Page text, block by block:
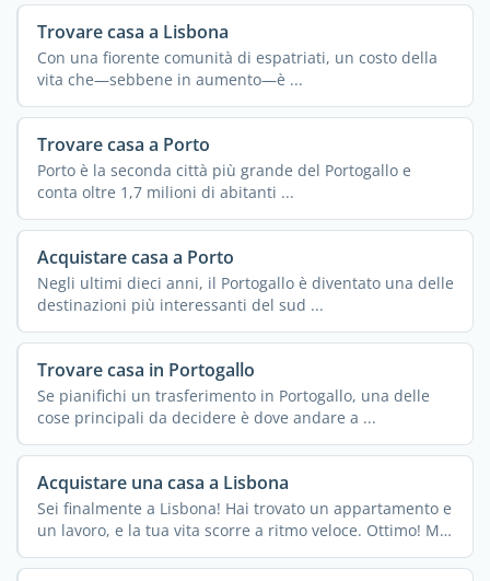
Trovare casa a Lisbona
Con una fiorente comunità di espatriati, un costo della
vita che—sebbene in aumento—è ...
Trovare casa a Porto
Porto è la seconda città più grande del Portogallo e
conta oltre 1,7 milioni di abitanti ...
Acquistare casa a Porto
Negli ultimi dieci anni, il Portogallo è diventato una delle
destinazioni più interessanti del sud ...
Trovare casa in Portogallo
Se pianifichi un trasferimento in Portogallo, una delle
cose principali da decidere è dove andare a ...
Acquistare una casa a Lisbona
Sei finalmente a Lisbona! Hai trovato un appartamento e
un lavoro, e la tua vita scorre a ritmo veloce. Ottimo! Ma
...